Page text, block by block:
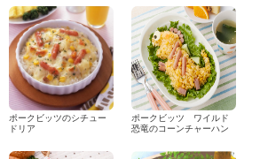
ポークビッツのシチュー
ドリア
ポークビッツ ワイルド
恐竜のコーンチャーハン